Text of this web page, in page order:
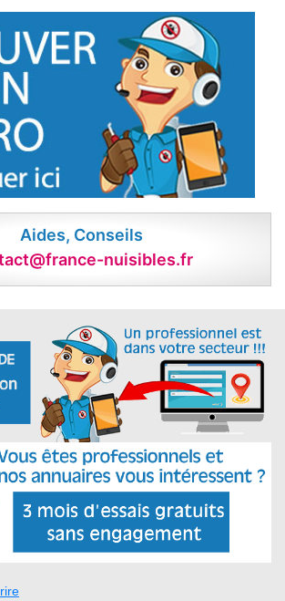
Aides, Conseils
nuisibles.fr